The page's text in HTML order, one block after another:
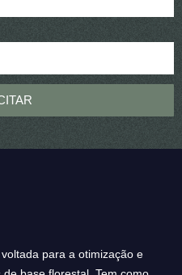
para a otimização e